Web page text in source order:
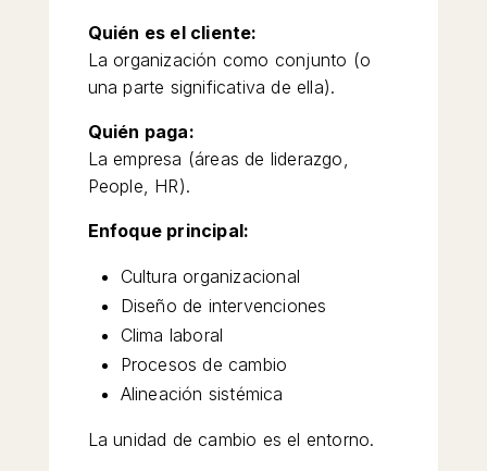
Quién es el cliente:
La organización como conjunto (o
una parte significativa de ella).
Quién paga:
La empresa (áreas de liderazgo,
People, HR).
Enfoque principal:
Cultura organizacional
Diseño de intervenciones
Clima laboral
Procesos de cambio
Alineación sistémica
La unidad de cambio es el entorno.